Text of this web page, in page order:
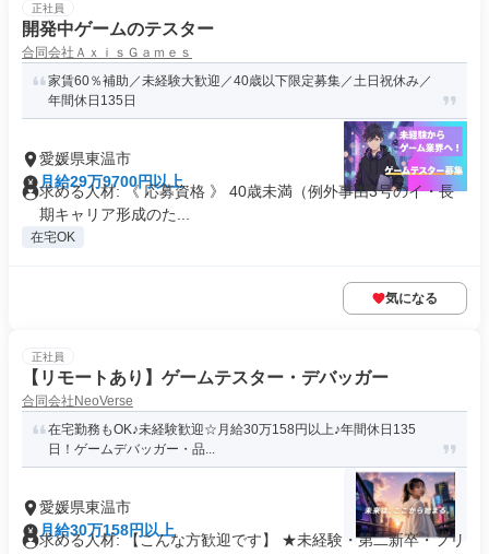
正社員
開発中ゲームのテスター
合同会社ＡｘｉｓＧａｍｅｓ
家賃60％補助／未経験大歓迎／40歳以下限定募集／土日祝休み／
年間休日135日
愛媛県東温市
月給29万9700円以上
求める人材: 《 応募資格 》 40歳未満（例外事由3号のイ・長
期キャリア形成のた...
在宅OK
気になる
正社員
【リモートあり】ゲームテスター・デバッガー
合同会社NeoVerse
在宅勤務もOK♪未経験歓迎☆月給30万158円以上♪年間休日135
日！ゲームデバッガー・品...
愛媛県東温市
月給30万158円以上
求める人材: 【こんな方歓迎です】 ★未経験・第二新卒・フリ